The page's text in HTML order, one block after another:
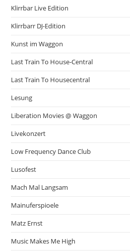
Klirrbar Live Edition
Klirrbarr DJ-Edition
Kunst im Waggon
Last Train To House-Central
Last Train To Housecentral
Lesung
Liberation Movies @ Waggon
Livekonzert
Low Frequency Dance Club
Lusofest
Mach Mal Langsam
Mainuferspioele
Matz Ernst
Music Makes Me High